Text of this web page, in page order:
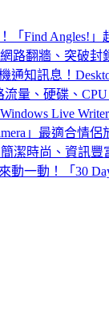
「Find Angles!
網路翻牆、突破
通知訊息！
流量、硬碟、
Live
」最適合情
潔時尚、資訊豐
動一動！「30